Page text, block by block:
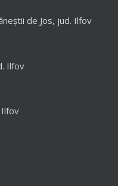
de Jos, jud. Ilfov
Ilfov
Ilfov